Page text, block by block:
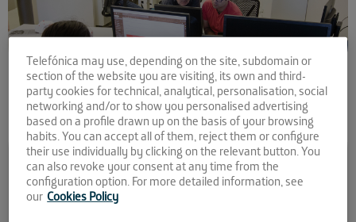
Comparte la noticia:
¡Ya conocemos a las
startups preseleccionadas
Telefónica may use, depending on the site, subdomain or
section of the website you are visiting, its own and third-
party cookies for technical, analytical, personalisation, social
networking and/or to show you personalised advertising
based on a profile drawn up on the basis of your browsing
habits. You can accept all of them, reject them or configure
their use individually by clicking on the relevant button. You
can also revoke your consent at any time from the
configuration option. For more detailed information, see
our Cookies Policy